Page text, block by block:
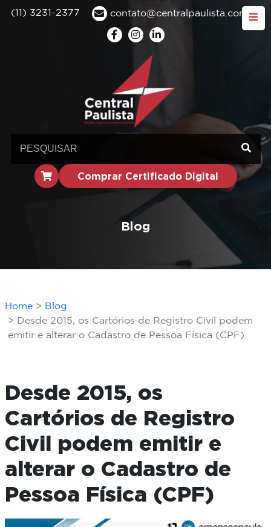
(11) 3231-2377 contato@centralpaulista.com.br
Comprar Certificado Digital
Blog
Home
Blog
Desde 2015, os Cartórios de Registro Civil podem
emitir e alterar o Cadastro de Pessoa Física (CPF)
Desde 2015, os
Cartórios de Registro
Civil podem emitir e
alterar o Cadastro de
Pessoa Física (CPF)